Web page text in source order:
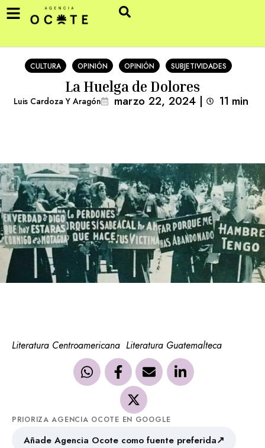
CULTURA OPINIÓN OPINIÓN SUBJETIVIDADES
La Huelga de Dolores
Luis Cardoza Y Aragón marzo 22, 2024 | 11 min
Literatura Centroamericana Literatura Guatemalteca
PRIORIZA AGENCIA OCOTE EN GOOGLE
Añade Agencia Ocote como fuente preferida↗